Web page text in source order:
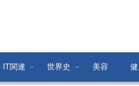
IT関連 世界史 美容